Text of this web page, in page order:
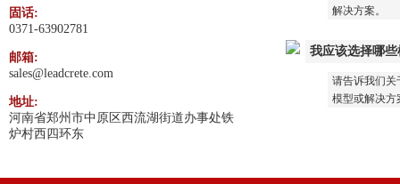
固话:
0371-63902781
邮箱:
sales@leadcrete.com
地址:
河南省郑州市中原区西流湖街道办事处铁
炉村西四环东
解决方案。
我应该选择哪
请告诉我们关
模型或解决方